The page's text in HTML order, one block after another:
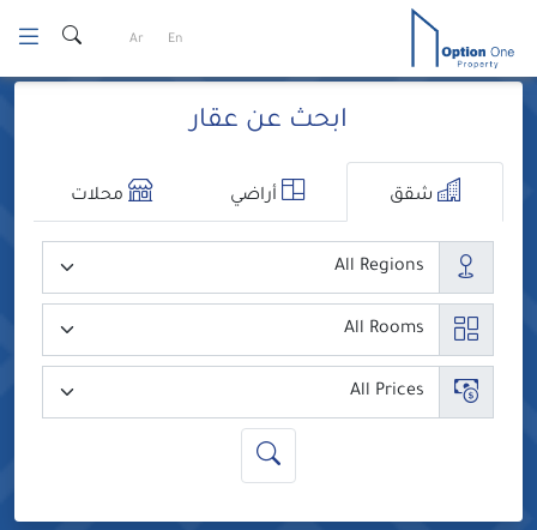
content
En
Ar
ابحث عن عقار
شقق أراضي محلات